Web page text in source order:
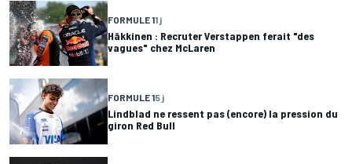
FORMULE 11 j
Häkkinen : Recruter Verstappen ferait "des
vagues" chez McLaren
FORMULE 15 j
Lindblad ne ressent pas (encore) la pression du
giron Red Bull